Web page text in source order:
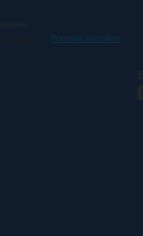
Реклама на сайте